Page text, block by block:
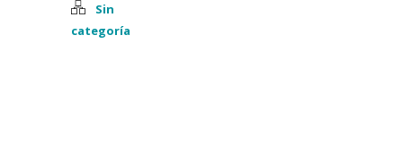
Sin
categoría